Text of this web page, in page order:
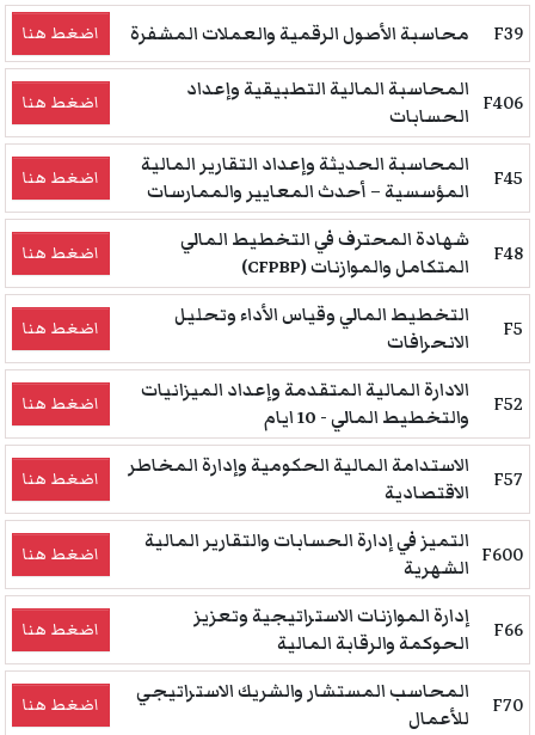
F39 محاسبة الأصول الرقمية والعملات المشفرة اضغط هنا
F406 المحاسبة المالية التطبيقية وإعداد
الحسابات
اضغط هنا
F45
المحاسبة الحديثة وإعداد التقارير المالية
المؤسسية – أحدث المعايير والممارسات
اضغط هنا
F48
شهادة المحترف في التخطيط المالي
المتكامل والموازنات (CFPBP)
اضغط هنا
F5
التخطيط المالي وقياس الأداء وتحليل
الانحرافات
اضغط هنا
F52
الادارة المالية المتقدمة وإعداد الميزانيات
والتخطيط المالي - 10 ايام
اضغط هنا
F57
الاستدامة المالية الحكومية وإدارة المخاطر
الاقتصادية
اضغط هنا
F600 التميز في إدارة الحسابات والتقارير المالية
الشهرية
اضغط هنا
F66
إدارة الموازنات الاستراتيجية وتعزيز
الحوكمة والرقابة المالية
اضغط هنا
F70
المحاسب المستشار والشريك الاستراتيجي
للأعمال
اضغط هنا